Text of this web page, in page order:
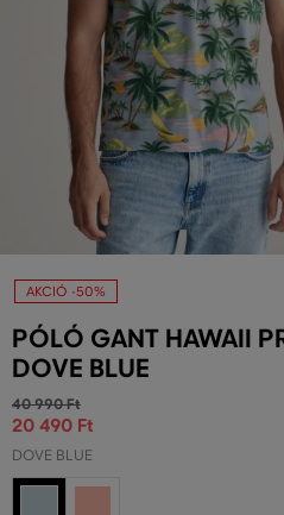
AKCIÓ -50%
PÓLÓ GANT HAWAII
DOVE BLUE
40 990 Ft
20 490 Ft
DOVE BLUE